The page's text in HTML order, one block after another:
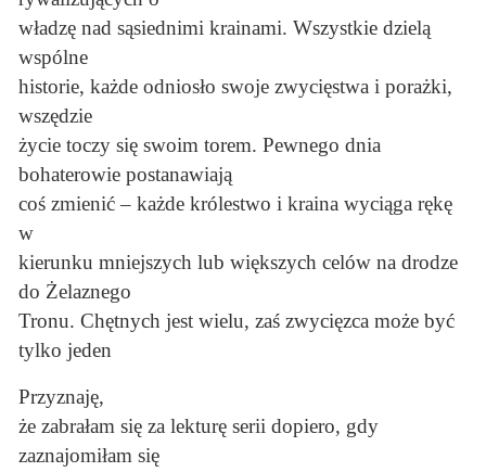
władzę nad sąsiednimi krainami. Wszystkie dzielą
wspólne
historie, każde odniosło swoje zwycięstwa i porażki,
wszędzie
życie toczy się swoim torem. Pewnego dnia
bohaterowie postanawiają
coś zmienić – każde królestwo i kraina wyciąga rękę
w
kierunku mniejszych lub większych celów na drodze
do Żelaznego
Tronu. Chętnych jest wielu, zaś zwycięzca może być
tylko jeden
Przyznaję,
że zabrałam się za lekturę serii dopiero, gdy
zaznajomiłam się